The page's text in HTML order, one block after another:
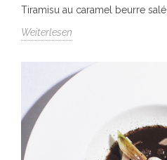
Tiramisu au caramel beurre salé
Weiterlesen